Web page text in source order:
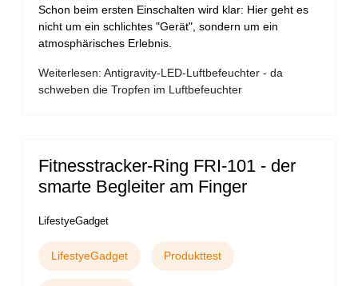
Schon beim ersten Einschalten wird klar: Hier geht es
nicht um ein schlichtes "Gerät", sondern um ein
atmosphärisches Erlebnis.
Weiterlesen: Antigravity-LED-Luftbefeuchter - da
schweben die Tropfen im Luftbefeuchter
Fitnesstracker-Ring FRI-101 - der
smarte Begleiter am Finger
LifestyeGadget
LifestyeGadget Produkttest